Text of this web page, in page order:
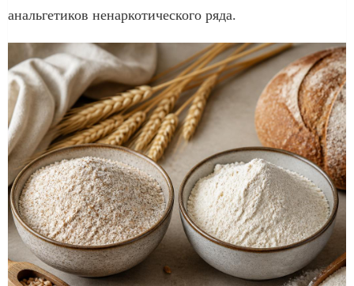
анальгетиков ненаркотического ряда.